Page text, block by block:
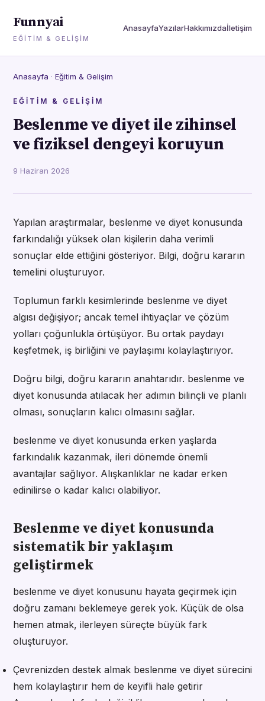
Funnyai
EĞITIM & GELIŞIM
AnasayfaYazılarHakkımızdaİletişim
Anasayfa · Eğitim & Gelişim
EĞITIM & GELIŞIM
Beslenme ve diyet ile zihinsel
ve fiziksel dengeyi koruyun
9 Haziran 2026
Yapılan araştırmalar, beslenme ve diyet konusunda
farkındalığı yüksek olan kişilerin daha verimli
sonuçlar elde ettiğini gösteriyor. Bilgi, doğru kararın
temelini oluşturuyor.
Toplumun farklı kesimlerinde beslenme ve diyet
algısı değişiyor; ancak temel ihtiyaçlar ve çözüm
yolları çoğunlukla örtüşüyor. Bu ortak paydayı
keşfetmek, iş birliğini ve paylaşımı kolaylaştırıyor.
Doğru bilgi, doğru kararın anahtarıdır. beslenme ve
diyet konusunda atılacak her adımın bilinçli ve planlı
olması, sonuçların kalıcı olmasını sağlar.
beslenme ve diyet konusunda erken yaşlarda
farkındalık kazanmak, ileri dönemde önemli
avantajlar sağlıyor. Alışkanlıklar ne kadar erken
edinilirse o kadar kalıcı olabiliyor.
Beslenme ve diyet konusunda
sistematik bir yaklaşım
geliştirmek
beslenme ve diyet konusunu hayata geçirmek için
doğru zamanı beklemeye gerek yok. Küçük de olsa
hemen atmak, ilerleyen süreçte büyük fark
oluşturuyor.
Çevrenizden destek almak beslenme ve diyet sürecini
hem kolaylaştırır hem de keyifli hale getirir